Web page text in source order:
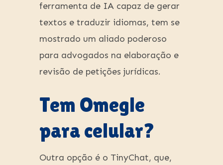
ferramenta de IA capaz de gerar
textos e traduzir idiomas, tem se
mostrado um aliado poderoso
para advogados na elaboração e
revisão de petições jurídicas.
Tem Omegle
para celular?
Outra opção é o TinyChat, que,